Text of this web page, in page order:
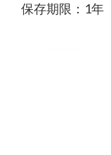
保存期限：1年